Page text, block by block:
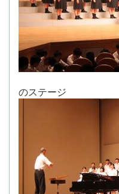
１
のステージ